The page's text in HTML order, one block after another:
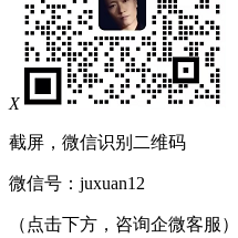
X
截屏，微信识别二维码
微信号： juxuan12
（点击下方，咨询企微客服）